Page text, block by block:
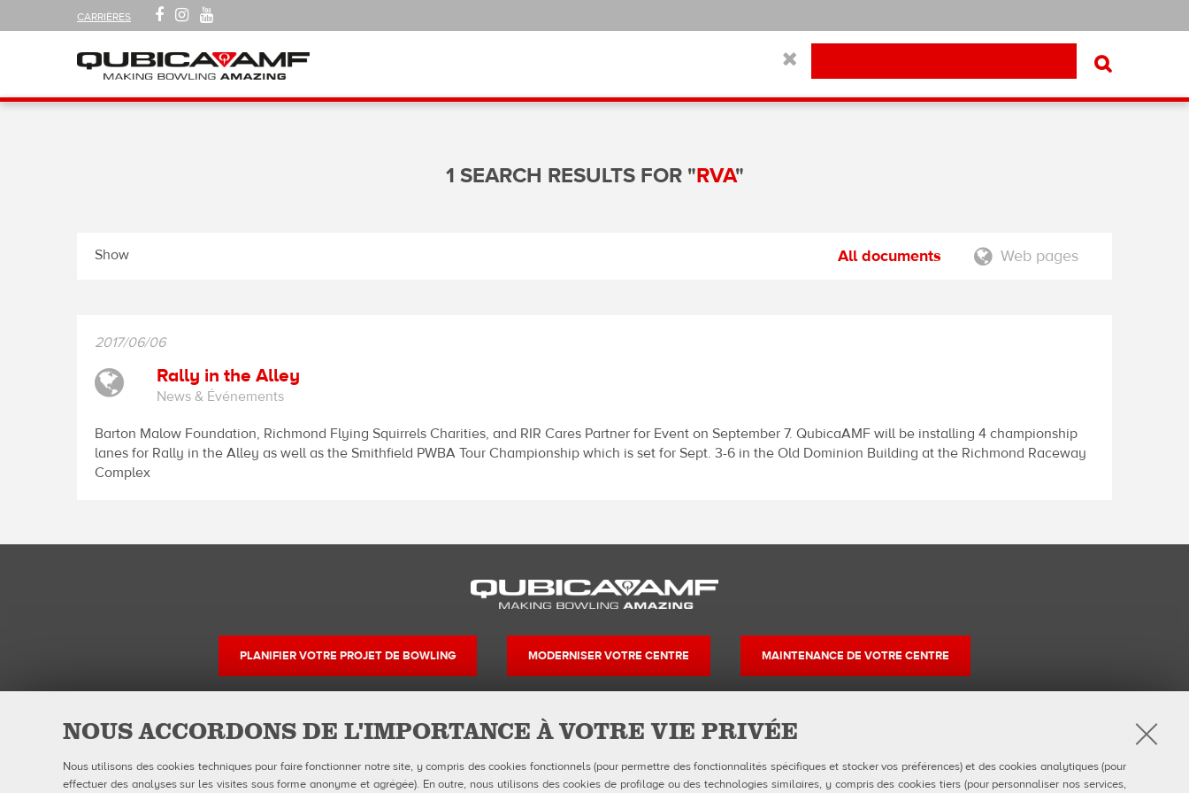
NOUS ACCORDONS DE L'IMPORTANCE À VOTRE VIE PRIVÉE
Nous utilisons des cookies techniques pour faire fonctionner notre site, y compris des cookies fonctionnels (pour permettre des fonctionnalités spécifiques et stocker vos préférences) et des cookies analytiques (pour
effectuer des analyses sur les visites sous forme anonyme et agrégée). En outre, nous utilisons des cookies de profilage ou des technologies similaires, y compris des cookies tiers (pour personnaliser nos services,
CARRIÈRES
SUIVEZ-
NOUS
FACEBOOKINSTAGRAM
Navigation
1 SEARCH RESULTS FOR "RVA"
Show All documents Web pages
2017/06/06
Rally in the Alley
News & Événements
Barton Malow Foundation, Richmond Flying Squirrels Charities, and RIR Cares Partner for Event on September 7. QubicaAMF will be installing 4 championship
lanes for Rally in the Alley as well as the Smithfield PWBA Tour Championship which is set for Sept. 3-6 in the Old Dominion Building at the Richmond Raceway
Complex
PLANIFIER VOTRE PROJET DE BOWLING MODERNISER VOTRE CENTRE MAINTENANCE DE VOTRE CENTRE
40 rue Jacques Ibert
92300 Levallois-Perret:
Entreprise
Galerie
Formulaires FDS
Politique de confidentialité
FacebookInstagram
YouTube